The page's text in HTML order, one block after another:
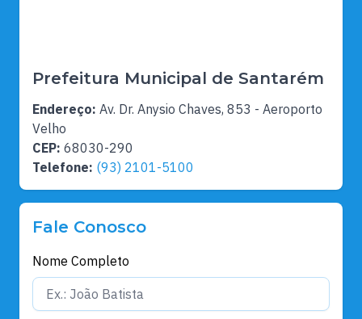
Prefeitura Municipal de Santarém
Endereço: Av. Dr. Anysio Chaves, 853 - Aeroporto
Velho
CEP: 68030-290
Telefone: (93) 2101-5100
Fale Conosco
Nome Completo